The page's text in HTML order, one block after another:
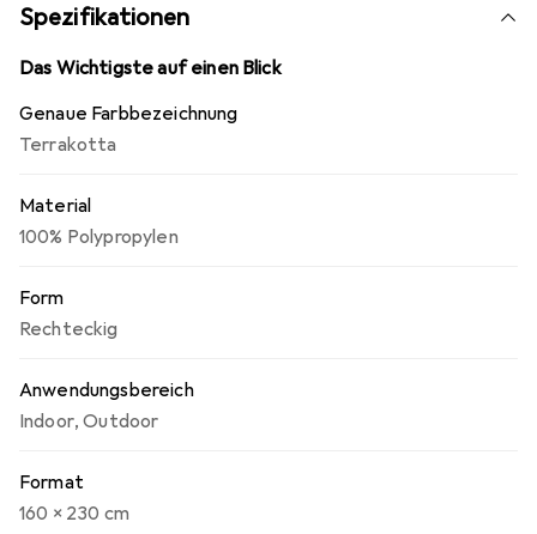
schadstoffgeprüft.
Spezifikationen
Das Wichtigste auf einen Blick
Genaue Farbbezeichnung
Terrakotta
Material
100% Polypropylen
Form
Rechteckig
Anwendungsbereich
Indoor,Outdoor
Format
160 x 230 cm